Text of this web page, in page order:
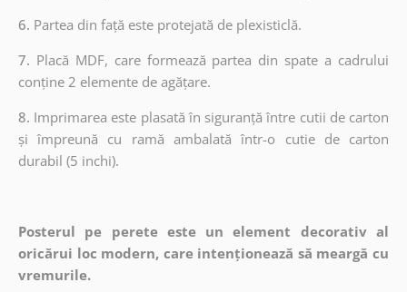
6. Partea din față este protejată de plexisticlă.
7. Placă MDF, care formează partea din spate a cadrului
conține 2 elemente de agățare.
8. Imprimarea este plasată în siguranță între cutii de carton
și împreună cu ramă ambalată într-o cutie de carton
durabil (5 inchi).
Posterul pe perete este un element decorativ al
oricărui loc modern, care intenționează să meargă cu
vremurile.